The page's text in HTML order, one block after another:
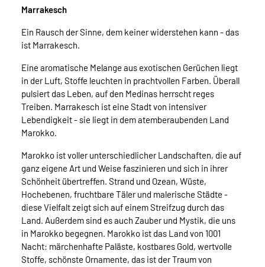
Marrakesch
Ein Rausch der Sinne, dem keiner widerstehen kann - das
ist Marrakesch.
Eine aromatische Melange aus exotischen Gerüchen liegt
in der Luft, Stoffe leuchten in prachtvollen Farben. Überall
pulsiert das Leben, auf den Medinas herrscht reges
Treiben. Marrakesch ist eine Stadt von intensiver
Lebendigkeit - sie liegt in dem atemberaubenden Land
Marokko.
Marokko ist voller unterschiedlicher Landschaften, die auf
ganz eigene Art und Weise faszinieren und sich in ihrer
Schönheit übertreffen. Strand und Ozean, Wüste,
Hochebenen, fruchtbare Täler und malerische Städte -
diese Vielfalt zeigt sich auf einem Streifzug durch das
Land. Außerdem sind es auch Zauber und Mystik, die uns
in Marokko begegnen. Marokko ist das Land von 1001
Nacht: märchenhafte Paläste, kostbares Gold, wertvolle
Stoffe, schönste Ornamente, das ist der Traum von